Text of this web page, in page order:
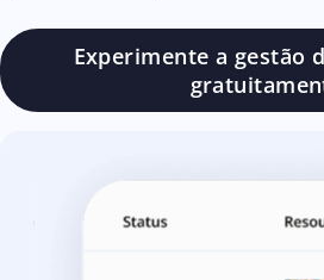
Experimente a gestão